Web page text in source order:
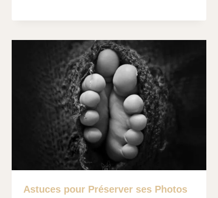
Astuces pour Préserver ses Photos